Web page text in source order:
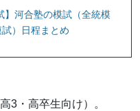
】河合塾の模試（全統模
）日程まとめ
3・高卒生向け）。